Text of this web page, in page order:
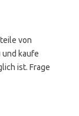
von
kaufe
ist. Frage